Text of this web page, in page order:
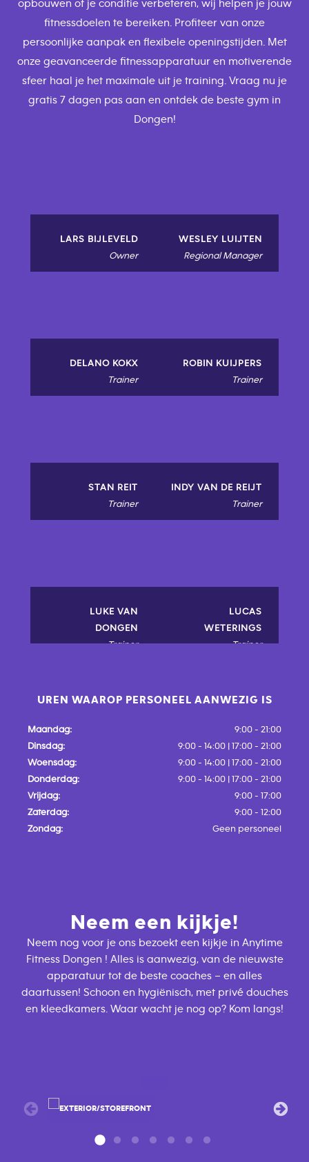
opbouwen of je conditie verbeteren, wij helpen je jouw
fitnessdoelen te bereiken. Profiteer van onze
persoonlijke aanpak en flexibele openingstijden. Met
onze geavanceerde fitnessapparatuur en motiverende
sfeer haal je het maximale uit je training. Vraag nu je
gratis 7 dagen pas aan en ontdek de beste gym in
Dongen!
LARS BIJLEVELD
Owner
WESLEY LUIJTEN
Regional Manager
DELANO KOKX
Trainer
ROBIN KUIJPERS
Trainer
STAN REIT
Trainer
INDY VAN DE REIJT
Trainer
LUKE VAN
DONGEN
Trainer
LUCAS
WETERINGS
Trainer
UREN WAAROP PERSONEEL AANWEZIG IS
Maandag:
9:00 - 21:00
Dinsdag:
9:00 - 14:00 | 17:00 - 21:00
Woensdag:
9:00 - 14:00 | 17:00 - 21:00
Donderdag:
9:00 - 14:00 | 17:00 - 21:00
Vrijdag:
9:00 - 17:00
Zaterdag:
9:00 - 12:00
Zondag:
Geen personeel
Neem een kijkje!
Neem nog voor je ons bezoekt een kijkje in Anytime
Fitness Dongen ! Alles is aanwezig, van de nieuwste
apparatuur tot de beste coaches – en alles
daartussen! Schoon en hygiënisch, met privé douches
en kleedkamers. Waar wacht je nog op? Kom langs!